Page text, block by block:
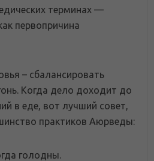
терминах —
первопричина
– сбалансировать
Когда дело доходит до
в еде, вот лучший совет,
практиков Аюрведы:
голодны.